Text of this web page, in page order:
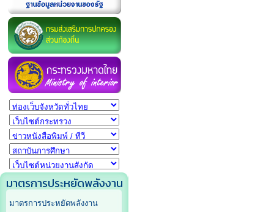
มาตรการประหยัดพลังงาน
มาตรการประหยัดพลังงาน